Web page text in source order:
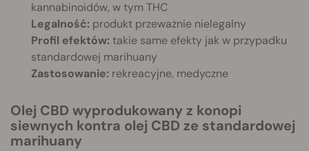
kannabinoidów, w tym THC
Legalność: produkt przeważnie nielegalny
Profil efektów: takie same efekty jak w przypadku
standardowej marihuany
Zastosowanie: rekreacyjne, medyczne
Olej CBD wyprodukowany z konopi
siewnych kontra olej CBD ze standardowej
marihuany